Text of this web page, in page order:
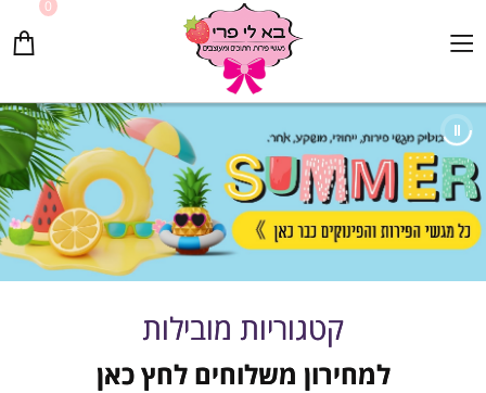
0
קטגוריות מובילות
למחירון משלוחים לחץ כאן